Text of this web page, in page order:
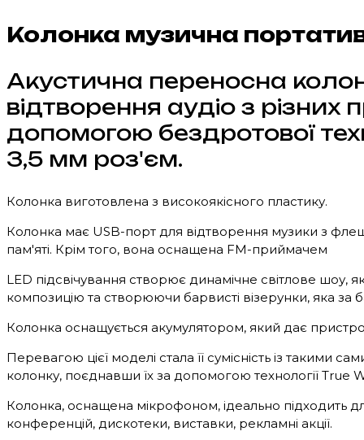
Колонка музична
Акустична переносна
відтворення аудіо з
допомогою бездротової
3,5 мм роз'єм.
Колонка виготовлена з високоякісного пластику.
Колонка має USB-порт для відтворення музики з
пам'яті. Крім того, вона оснащена FM-приймачем
LED підсвічування створює динамічне світлове шоу,
композицію та створюючи барвисті візерунки, яка
Колонка оснащується акумулятором, який дає
Перевагою цієї моделі стала її сумісність із
колонку, поєднавши їх за допомогою технології True
Колонка, оснащена мікрофоном, ідеально підходить
конференцій, дискотеки, виставки, рекламні акції.